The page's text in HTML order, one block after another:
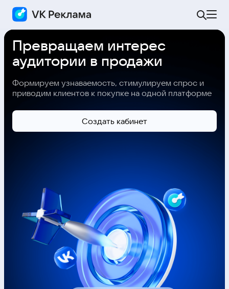
Превращаем интерес
аудитории в продажи
Формируем узнаваемость, стимулируем спрос и
приводим клиентов к покупке на одной платформе
Cоздать кабинет